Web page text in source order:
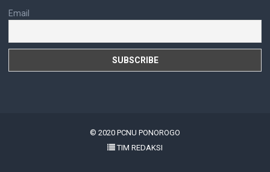
Email
© 2020 PCNU PONOROGO
TIM REDAKSI